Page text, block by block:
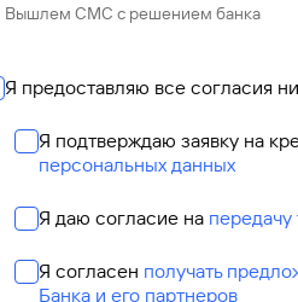
Вышлем СМС с решением банка
Я предоставляю все согласия
Я подтверждаю заявку на
персональных данных
Я даю согласие на
Я согласен получать
Банка и его партнеров